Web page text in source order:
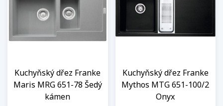
Kuchyňský dřez Franke
Maris MRG 651-78 Šedý
kámen
Kuchyňský dřez Franke
Mythos MTG 651-100/2
Onyx